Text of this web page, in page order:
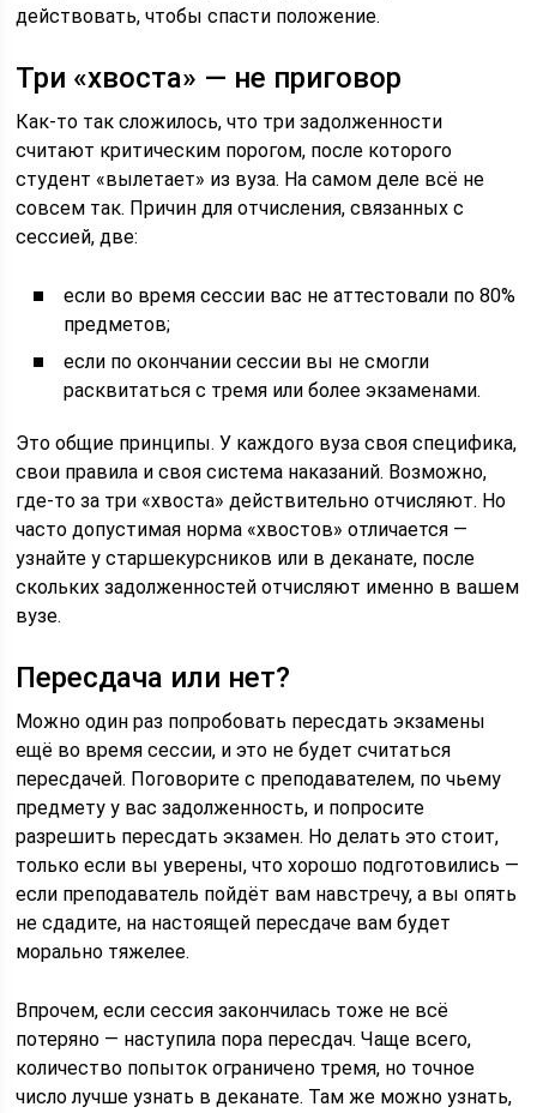
действовать, чтобы спасти положение.
Три «хвоста» — не приговор
Как-то так сложилось, что три задолженности
считают критическим порогом, после которого
студент «вылетает» из вуза. На самом деле всё не
совсем так. Причин для отчисления, связанных с
сессией, две:
если во время сессии вас не аттестовали по 80%
предметов;
если по окончании сессии вы не смогли
расквитаться с тремя или более экзаменами.
Это общие принципы. У каждого вуза своя специфика,
свои правила и своя система наказаний. Возможно,
где-то за три «хвоста» действительно отчисляют. Но
часто допустимая норма «хвостов» отличается —
узнайте у старшекурсников или в деканате, после
скольких задолженностей отчисляют именно в вашем
вузе.
Пересдача или нет?
Можно один раз попробовать пересдать экзамены
ещё во время сессии, и это не будет считаться
пересдачей. Поговорите с преподавателем, по чьему
предмету у вас задолженность, и попросите
разрешить пересдать экзамен. Но делать это стоит,
только если вы уверены, что хорошо подготовились —
если преподаватель пойдёт вам навстречу, а вы опять
не сдадите, на настоящей пересдаче вам будет
морально тяжелее.
Впрочем, если сессия закончилась тоже не всё
потеряно — наступила пора пересдач. Чаще всего,
количество попыток ограничено тремя, но точное
число лучше узнать в деканате. Там же можно узнать,